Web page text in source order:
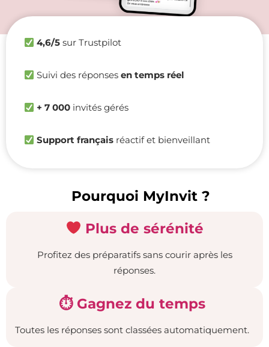
4,6/5sur Trustpilot
Suivi des réponses en temps réel
+ 7 000 invités gérés
Support français réactif et bienveillant
Pourquoi MyInvit ?
Plus de sérénité
Profitez des préparatifs sans courir après les
réponses.
⏱ Gagnez du temps
Toutes les réponses sont classées automatiquement.